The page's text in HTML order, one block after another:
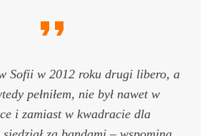
Sofii w 2012 roku drugi libero, a
pełniłem, nie był nawet w
i zamiast w kwadracie dla